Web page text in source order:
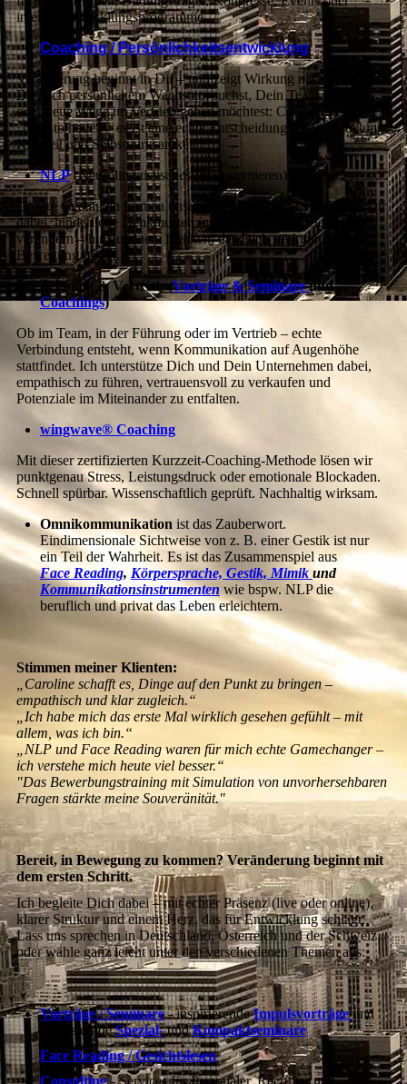
interne Entwicklungsprogramme.
Coaching / Persönlichkeitsentwicklung
Veränderung beginnt in Dir – und zeigt Wirkung nach außen. Ob
Du nach persönlichem Wachstum suchst, Dein Team stärken
oder neue Wege im Vertrieb gehen möchtest: Coaching ist kein
„Nice to have“ – es ist eine echte Entscheidung für Entwicklung,
Klarheit und Selbstwirksamkeit.
NLP(Neurolinguistisches Programmieren)
Unsere Gedanken formen unsere Realität. Mit NLP helfe ich Dir
dabei, hinderliche Denkmuster zu erkennen und gezielt zu
verändern – hin zu einem Denken, das Dich stärkt und in
Bewegung bringt.
Personal & Vertrieb (Vorträge & Seminareund
Coachings)
Ob im Team, in der Führung oder im Vertrieb – echte
Verbindung entsteht, wenn Kommunikation auf Augenhöhe
stattfindet. Ich unterstütze Dich und Dein Unternehmen dabei,
empathisch zu führen, vertrauensvoll zu verkaufen und
Potenziale im Miteinander zu entfalten.
wingwave® Coaching
Mit dieser zertifizierten Kurzzeit-Coaching-Methode lösen wir
punktgenau Stress, Leistungsdruck oder emotionale Blockaden.
Schnell spürbar. Wissenschaftlich geprüft. Nachhaltig wirksam.
Omnikommunikation ist das Zauberwort.
Eindimensionale Sichtweise von z. B. einer Gestik ist nur
ein Teil der Wahrheit. Es ist das Zusammenspiel aus
Face Reading, Körpersprache, Gestik, Mimik und
Kommunikationsinstrumenten wie bspw. NLP die
beruflich und privat das Leben erleichtern.
Stimmen meiner Klienten:
„Caroline schafft es, Dinge auf den Punkt zu bringen –
empathisch und klar zugleich.“
„Ich habe mich das erste Mal wirklich gesehen gefühlt – mit
allem, was ich bin.“
„NLP und Face Reading waren für mich echte Gamechanger –
ich verstehe mich heute viel besser.“
"Das Bewerbungstraining mit Simulation von unvorhersehbaren
Fragen stärkte meine Souveränität."
Bereit, in Bewegung zu kommen?Veränderung beginnt mit
dem ersten Schritt.
Ich begleite Dich dabei – mit echter Präsenz (live oder online),
klarer Struktur und einem Herz, das für Entwicklung schlägt.
Lass uns sprechen in Deutschland, Österreich und der Schweiz
oder wähle ganz leicht unter den verschiedenen Themen aus:
Vorträge / Seminare- inspirierendeImpulsvorträgeund
begeisterndeSpezial-undKompaktseminare
Face Reading / Gesichtslesen